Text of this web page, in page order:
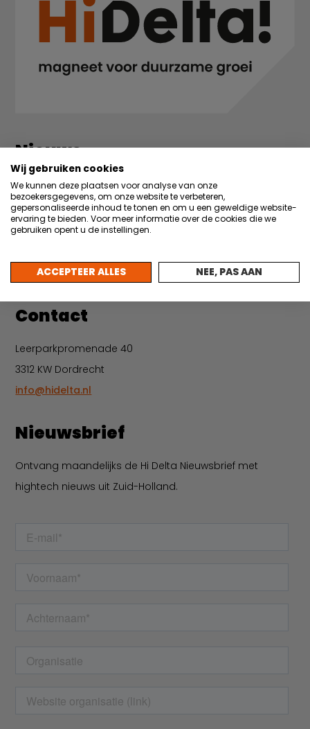
Nieuws
22 juli 2026
Partner in de Hi Light: Taggl borgt praktijkkennis
met AI
30 juni 2026
administratie
Meer nieuws
Contact
Leerparkpromenade 40
3312 KW Dordrecht
info@hidelta.nl
Nieuwsbrief
Ontvang maandelijks de Hi Delta Nieuwsbrief met
hightech nieuws uit Zuid-Holland.
Wij gebruiken cookies
We kunnen deze plaatsen voor analyse van onze
bezoekersgegevens, om onze website te verbeteren,
gepersonaliseerde inhoud te tonen en om u een geweldige website-
ervaring te bieden. Voor meer informatie over de cookies die we
gebruiken opent u de instellingen.
ACCEPTEER ALLES NEE, PAS AAN